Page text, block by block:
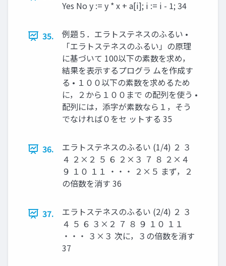
Yes No y := y * x + a[i]; i := i - 1; 34
35.
例題５．エラトステネスのふるい •
「エラトステネスのふるい」の原理
に基づいて 100以下の素数を求め，
結果を表示するプログラ ムを作成す
る • １００以下の素数を求めるため
に，２から１００まで の配列を使う •
配列には，添字が素数なら１，そう
でなければ０をセ ットする 35
36.
エラトステネスのふるい (1/4) ２ ３
４ ２×２ ５ ６ ２×３ ７ ８ ２×４
９ １０ １１ ・・・ ２×５ まず，２
の倍数を消す 36
37.
エラトステネスのふるい (2/4) ２ ３
４ ５ ６ ３×２ ７ ８ ９ １０ １１
・・・ ３×３ 次に，３の倍数を消す
37